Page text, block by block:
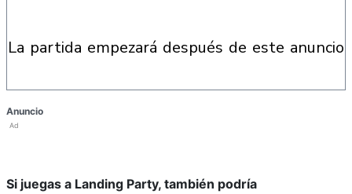
la partida empezará después de este anuncio
Anuncio
Ad
Si juegas a Landing Party, también podría